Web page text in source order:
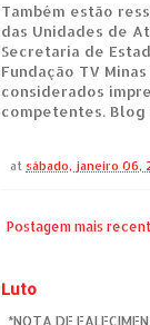
Também estão
das Unidades de
Secretaria de
Fundação TV
considerados
competentes. Blog
at sábado, janeiro 06,
Postagem mais
Luto
*NOTA DE